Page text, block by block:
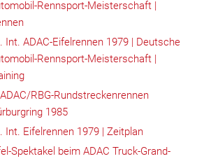
Rennsport-Meisterschaft |
Int. ADAC-Eifelrennen 1979 | Deutsche
Rennsport-Meisterschaft |
RBG-Rundstreckenrennen
1985
Int. Eifelrennen 1979 | Zeitplan
Spektakel beim ADAC Truck-Grand-